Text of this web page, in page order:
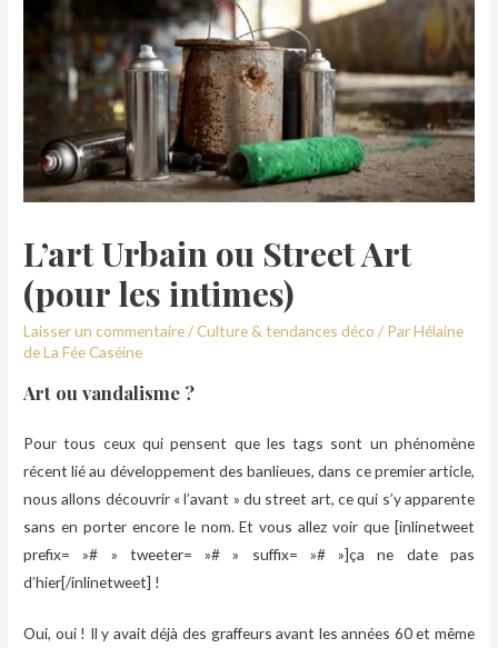
L’art Urbain ou Street Art
(pour les intimes)
Laisser un commentaire/Culture & tendances déco / ParHélaine
de La Fée Caséine
Art ou vandalisme ?
Pour tous ceux qui pensent que les tags sont un phénomène
récent lié au développement des banlieues, dans ce premier article,
nous allons découvrir « l’avant » du street art, ce qui s’y apparente
sans en porter encore le nom. Et vous allez voir que [inlinetweet
prefix= »# » tweeter= »# » suffix= »# »]ça ne date pas
d’hier[/inlinetweet] !
Oui, oui ! Il y avait déjà des graffeurs avant les années 60 et même